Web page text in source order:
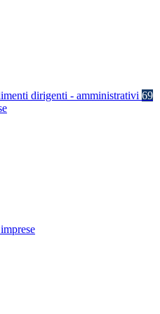
dirigenti - amministrativi 69